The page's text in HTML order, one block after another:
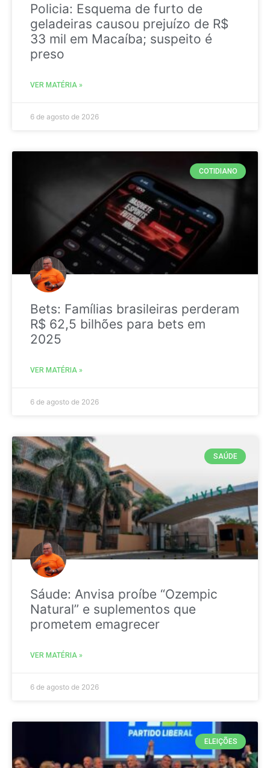
Policia: Esquema de furto de
geladeiras causou prejuízo de R$
33 mil em Macaíba; suspeito é
preso
VER MATÉRIA »
6 de agosto de 2026
COTIDIANO
Bets: Famílias brasileiras perderam
R$ 62,5 bilhões para bets em
2025
VER MATÉRIA »
6 de agosto de 2026
SAÚDE
Sáude: Anvisa proíbe “Ozempic
Natural” e suplementos que
prometem emagrecer
VER MATÉRIA »
6 de agosto de 2026
ELEIÇÕES